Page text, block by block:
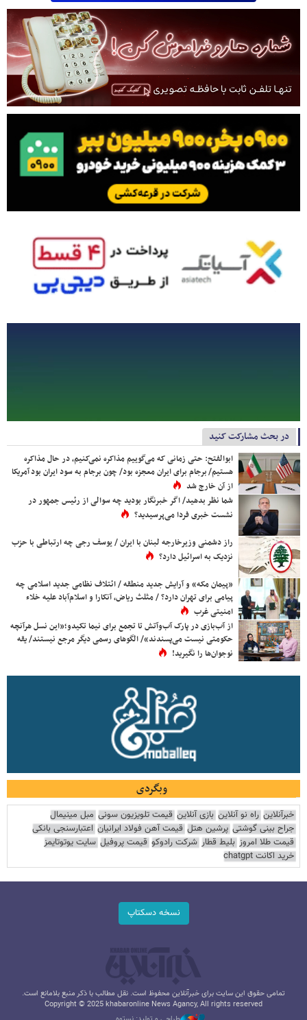
در بحث مشارکت کنید
ابوالفتح: حتی زمانی که می‌گوییم مذاکره نمی‌کنیم، در حال مذاکره
هستیم/ برجام برای ایران معجزه بود/ چون برجام به سود ایران بود آمریکا
از آن خارج شد
شما نظر بدهید/ اگر خبرنگار بودید چه سوالی از رئیس جمهور در
نشست خبری فردا می‌پرسیدید؟
راز دشمنی وزیرخارجه لبنان با ایران / یوسف رجی چه ارتباطی با حزب
نزدیک به اسرائیل دارد؟
«پیمان مکه» و آرایش جدید منطقه / ائتلاف نظامی جدید اسلامی چه
پیامی برای تهران دارد؟ / مثلث ریاض، آنکارا و اسلام‌آباد علیه خلاء
امنیتی غرب
از آب‌بازی در پارک آب‌وآتش تا تجمع برای نیما تکیدو؛«این نسل هرآنچه
حکومتی نیست می‌پسندند»/ الگوهای رسمی دیگر مرجع نیستند/ یقه
نوجوان‌ها را نگیرید!
وبگردی
خبرآنلاین راه نو آنلاین بازی آنلاین قیمت تلویزیون سونی مبل مینیمال
جراح بینی گوشتی پرشین هتل قیمت آهن فولاد ایرانیان اعتبارسنجی بانکی
قیمت طلا امروز بلیط قطار شرکت رادوکو قیمت پروفیل سایت یوتوتایمز
خرید اکانت chatgpt
نسخه دسکتاپ
تمامی حقوق این سایت برای خبرآنلاین محفوظ است. نقل مطالب با ذکر منبع بلامانع است.
Copyright © 2025 khabaronline News Agancy, All rights reserved